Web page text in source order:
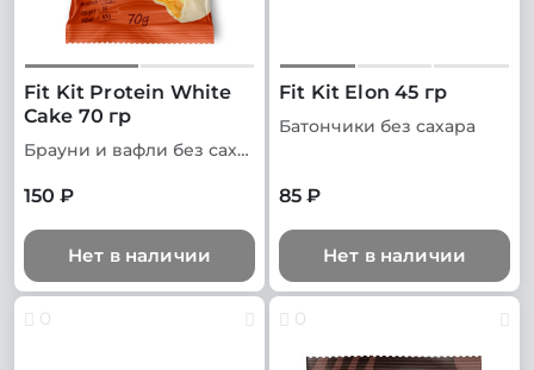
Fit Kit Protein White
Cake 70 гр
Брауни и вафли без сахара
150 ₽
Нет в наличии
Fit Kit Elon 45 гр
Батончики без сахара
85 ₽
Нет в наличии
0 0